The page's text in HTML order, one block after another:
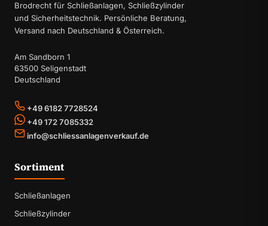
Brodrecht für Schließanlagen, Schließzylinder
und Sicherheitstechnik. Persönliche Beratung,
Versand nach Deutschland & Österreich.
Am Sandborn 1
63500 Seligenstadt
Deutschland
+49 6182 7728524
+49 172 7085332
info@schliessanlagenverkauf.de
Sortiment
Schließanlagen
Schließzylinder